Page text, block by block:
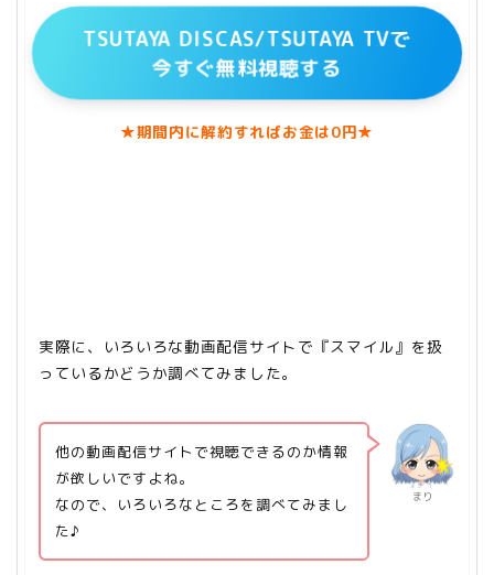
TSUTAYA DISCAS/TSUTAYA TVで
今すぐ無料視聴する
★期間内に解約すればお金は0円★
実際に、いろいろな動画配信サイトで『スマイル』を扱
っているかどうか調べてみました。
まり
他の動画配信サイトで視聴できるのか情報
が欲しいですよね。
なので、いろいろなところを調べてみまし
た♪